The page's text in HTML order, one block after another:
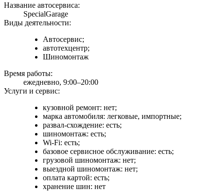
Название автосервиса:
SpecialGarage
Виды деятельности:
Автосервис;
автотехцентр;
Шиномонтаж
Время работы:
ежедневно, 9:00–20:00
Услуги и сервис:
кузовной ремонт: нет;
марка автомобиля: легковые, импортные;
развал-схождение: есть;
шиномонтаж: есть;
Wi-Fi: есть;
базовое сервисное обслуживание: есть;
грузовой шиномонтаж: нет;
выездной шиномонтаж: нет;
оплата картой: есть;
хранение шин: нет